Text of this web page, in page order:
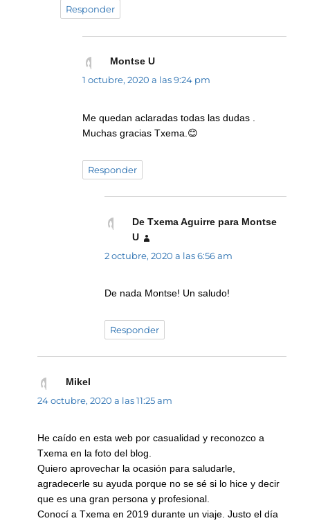
Responder
Montse U
1 octubre, 2020 a las 9:24 pm
Me quedan aclaradas todas las dudas .
Muchas gracias Txema.😊
Responder
De Txema Aguirre para Montse
U
2 octubre, 2020 a las 6:56 am
De nada Montse! Un saludo!
Responder
Mikel
24 octubre, 2020 a las 11:25 am
He caído en esta web por casualidad y reconozco a
Txema en la foto del blog.
Quiero aprovechar la ocasión para saludarle,
agradecerle su ayuda porque no se sé si lo hice y decir
que es una gran persona y profesional.
Conocí a Txema en 2019 durante un viaje. Justo el día